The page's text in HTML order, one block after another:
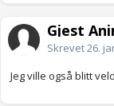
Gjest
Skrevet26.
Jeg ville også blitt